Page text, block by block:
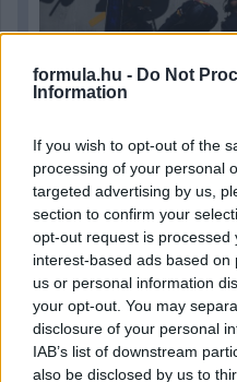
formula.hu - Do Not
Information
If you wish to opt-out of the
processing of your personal
targeted advertising by us,
section to confirm your
opt-out request is processed
interest-based ads based
us or personal information
your opt-out. You may
disclosure of your personal
IAB’s list of downstream
also be disclosed by us to
Nem tud úrrá lenni a